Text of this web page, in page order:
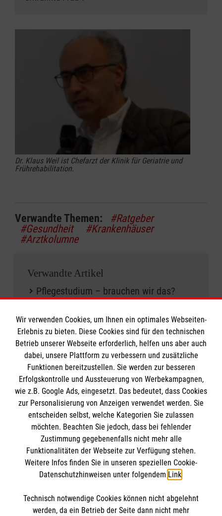
Dr. Klaus Weil ist Chefarzt der Klinik für Geriatrie und
Frührehabilitation.
Verwandte Themen:
#Ratgeber
#Gesundheit
#Krankenhäuser
#Arztkolumne
Verwandte Artikel
Pflegestudium – brauchen wir das?
Mission für den Sommer
Gesundheit weiter denken
Links zum Artikel
Klinik für Geriatrie und
Frührehabilitation am Malteser
Krankhaus St. Franziskus-Hospital
Autofahren und Führerschein im Alter
Kontakt Themenübersicht
Wir verwenden Cookies, um Ihnen ein optimales Webseiten-
Erlebnis zu bieten. Diese Cookies sind für den technischen
Betrieb unserer Webseite erforderlich, helfen uns aber auch
dabei, unsere Plattform zu verbessern und zusätzliche
Funktionen bereitzustellen. Sie werden zur besseren
Erfolgskontrolle und Aussteuerung von Werbekampagnen,
wie z.B. Google Ads, eingesetzt. Das bedeutet, dass Cookies
zur Personalisierung von Anzeigen verwendet werden. Sie
entscheiden selbst, welche Kategorien Sie zulassen
möchten. Beachten Sie jedoch, dass bei fehlender
Zustimmung gegebenenfalls nicht mehr alle
Funktionalitäten der Webseite zur Verfügung stehen.
Weitere Infos finden Sie in unseren speziellen Cookie-
Datenschutzhinweisen unter folgendem Link.
Technisch notwendige Cookies können nicht abgelehnt
werden, da ein Betrieb der Seite dann nicht mehr